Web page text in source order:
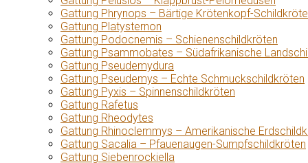
Gattung Phrynops – Bärtige Krötenkopf-
Gattung Platysternon
Gattung Podocnemis – Schienenschildkröten
Gattung Psammobates – Südafrikanische
Gattung Pseudemydura
Gattung Pseudemys – Echte Schmuckschildkröten
Gattung Pyxis – Spinnenschildkröten
Gattung Rafetus
Gattung Rheodytes
Gattung Rhinoclemmys – Amerikanische
Gattung Sacalia – Pfauenaugen-Sumpfschildkröten
Gattung Siebenrockiella